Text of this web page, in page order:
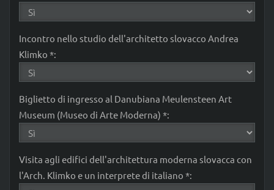
Incontro nello studio dell'architetto slovacco Andrea
Klimko *:
Biglietto di ingresso al Danubiana Meulensteen Art
Museum (Museo di Arte Moderna) *:
Visita agli edifici dell'architettura moderna slovacca con
l'Arch. Klimko e un interprete di italiano *: